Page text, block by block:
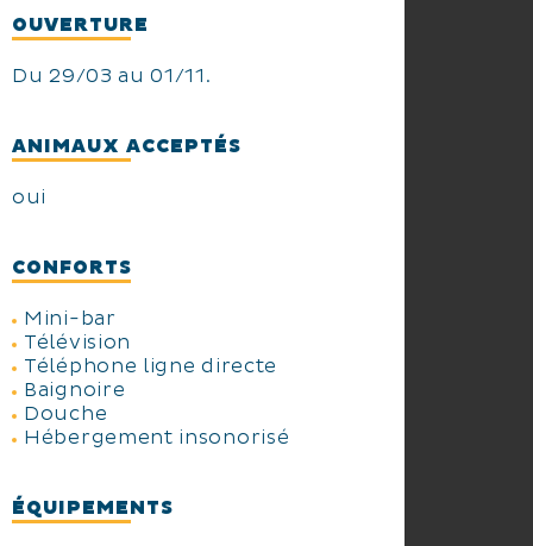
courante, notre espace spa bien
carte des soins (en ligne sur
Soyez les bienvenus au Mangio
Fango, ce vent voisin du Mistral
qui apporte soleil et sècheresse
OUVERTURE
Du 29/03 au 01/11.
ANIMAUX ACCEPTÉS
oui
CONFORTS
Mini-bar
Télévision
Téléphone ligne directe
Baignoire
Douche
Hébergement insonorisé
ÉQUIPEMENTS